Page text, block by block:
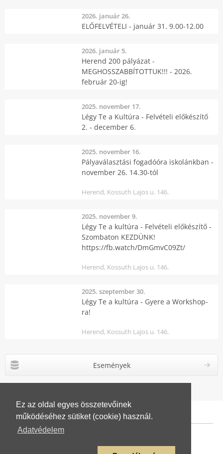
Ez az oldal egyes összetevőinek
működéséhez sütiket (cookie) használ.
Adatvédelem
2026. január 26.
ELŐFELVÉTELI - január 31. 9.00-12.00
2026. január 5.
Herend 200 pályázat -
MEGHOSSZABBÍTOTTUK!!! - 2026.
február 20-ig!
2025. november 17.
Légy Te a Kultúra - Felvételi előkészítő
2. - december 6.
2025. november 16.
Pályaválasztási fogadóóra iskolánkban -
november 26. 14.30-tól
Herend, Kossuth Lajos u. 146.
2025. november 9.
Légy Te a kultúra - Felvételi előkészítő -
Szombaton KEZDÜNK!
https://fb.watch/DmGmvC09Zt/
Herend, Kossuth Lajos u. 146.
2025. szeptember 30.
Légy Te a kultúra - Gyere a Workshop-
ra!
Herend, Kossuth Lajos u. 146.
Események